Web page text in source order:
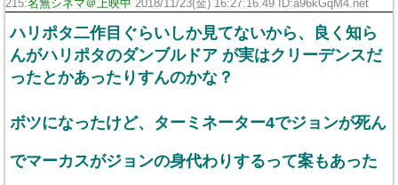
215:名無シネマ＠上映中 2018/11/23(金) 16:27:16.49 ID:a96kGqM4.net
ハリポタ二作目ぐらいしか見てないから、良く知ら
んがハリポタのダンブルドア が実はクリーデンスだ
ったとかあったりすんのかな？
ボツになったけど、ターミネーター4でジョンが死ん
でマーカスがジョンの身代わりするって案もあった